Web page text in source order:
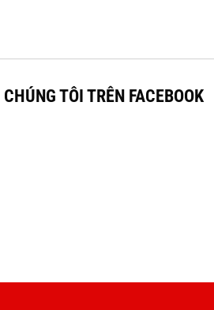
CHÚNG TÔI TRÊN FACEBOOK